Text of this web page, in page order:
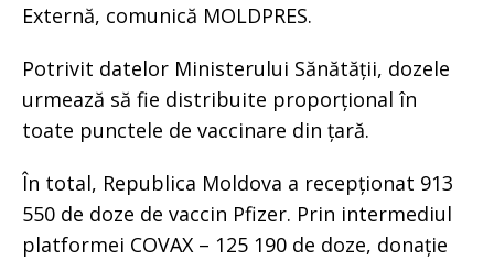
Externă, comunică MOLDPRES.
Potrivit datelor Ministerului Sănătății, dozele
urmează să fie distribuite proporțional în
toate punctele de vaccinare din țară.
În total, Republica Moldova a recepționat 913
550 de doze de vaccin Pfizer. Prin intermediul
platformei COVAX – 125 190 de doze, donație